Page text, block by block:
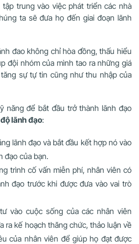
trung vào việc phát triển các nhà
ta sẽ đưa họ đến giai đoạn lãnh
đao không chỉ hòa đồng, thấu hiểu
đội nhóm của mình tao ra những giá
sự tự tin cũng như thu nhập của
năng để bắt đầu trở thành lãnh đạo
lãnh đạo:
lãnh đạo và bắt đầu kết hợp nó vào
đạo của bạn.
trình cố vấn miễn phí, nhân viên có
đạo trước khi được đưa vào vai trò
vào cuộc sống của các nhân viên
ra kế hoạch thăng chức, thảo luận về
của nhân viên để giúp họ đạt được